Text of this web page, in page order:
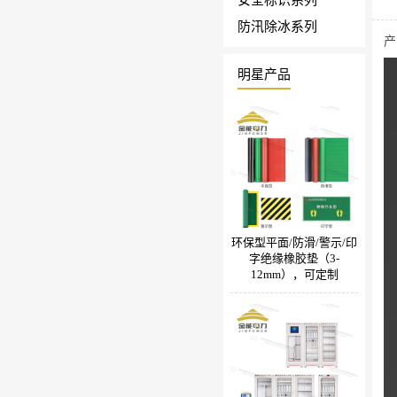
防汛除冰系列
明星产品
环保型平面/防滑/警示/印
字绝缘橡胶垫（3-
12mm），可定制